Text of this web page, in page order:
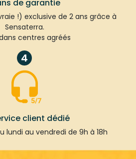
de garantie
!) exclusive de 2 ans grâce à
Sensaterra.
centres agréés
4
client dédié
lundi au vendredi de 9h à 18h